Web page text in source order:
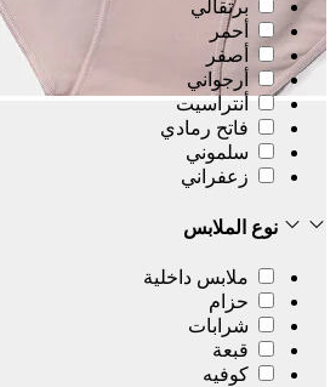
برتقالي
أحمر
أصفر
أرجواني
أنتراسيت
فاتح رمادي
سلموني
زعفراني
نوع الملابس
ملابس داخلية
حزام
شرابات
قبعة
كوفيه